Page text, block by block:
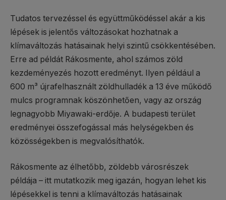
Tudatos tervezéssel és együttműködéssel akár a kis
lépések is jelentős változásokat hozhatnak a
klímaváltozás hatásainak helyi szintű csökkentésében.
Erre ad példát Rákosmente, ahol számos zöld
kezdeményezés hozott eredményt. Ilyen például a
600 m³ újrafelhasznált zöldhulladék a 13 éve működő
mulcs programnak köszönhetően, vagy az ország
legnagyobb Miyawaki-erdője. A budapesti terület
eredményei összefogással más helységekben és
közösségekben is megvalósíthatók.
Rákosmente az élhetőbb, zöldebb városrészek
példája – itt mutatkozik meg igazán, hogyan lehet kis
lépésekkel is tenni a klímaváltozás hatásainak